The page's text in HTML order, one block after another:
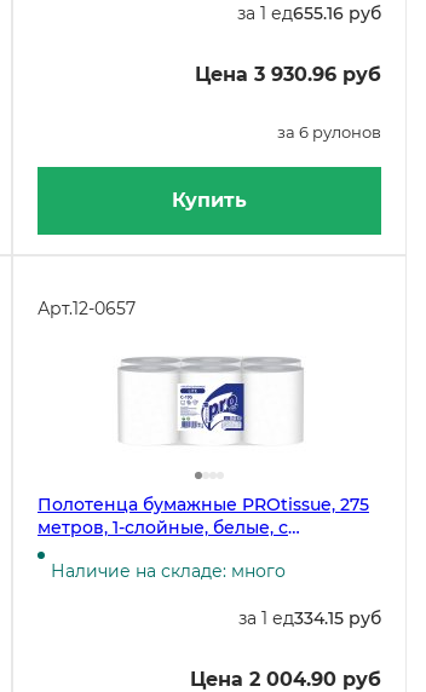
за 1 ед655.16 руб
Цена 3 930.96 руб
за 6 рулонов
Купить
Арт.12-0657
Полотенца бумажные PROtissue, 275
метров, 1-слойные, белые, с
центральной вытяжкой и съёмной
втулкой, 6 рулонов в упаковке
Наличие на складе: много
за 1 ед334.15 руб
Цена 2 004.90 руб